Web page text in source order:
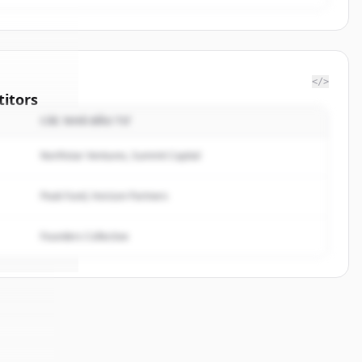
</>
Northstar Ventures, Summit Capital
Peak Fund, Horizon Partners
Founders Collective